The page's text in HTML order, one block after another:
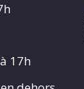
17h